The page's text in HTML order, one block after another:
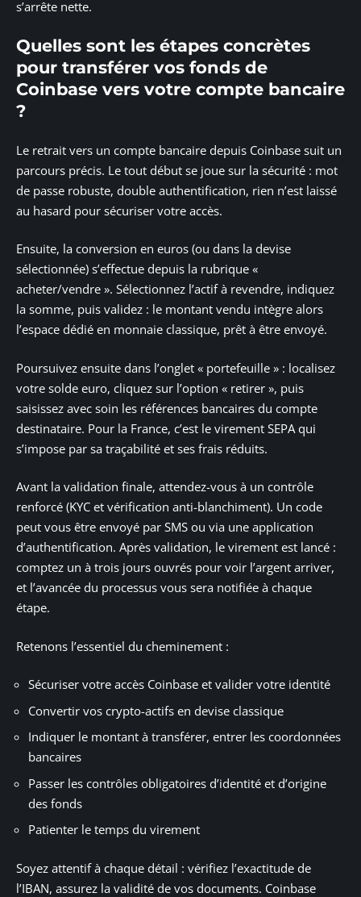
s’arrête nette.
Quelles sont les étapes concrètes
pour transférer vos fonds de
Coinbase vers votre compte bancaire
?
Le retrait vers un compte bancaire depuis Coinbase suit un
parcours précis. Le tout début se joue sur la sécurité : mot
de passe robuste, double authentification, rien n’est laissé
au hasard pour sécuriser votre accès.
Ensuite, la conversion en euros (ou dans la devise
sélectionnée) s’effectue depuis la rubrique «
acheter/vendre ». Sélectionnez l’actif à revendre, indiquez
la somme, puis validez : le montant vendu intègre alors
l’espace dédié en monnaie classique, prêt à être envoyé.
Poursuivez ensuite dans l’onglet « portefeuille » : localisez
votre solde euro, cliquez sur l’option « retirer », puis
saisissez avec soin les références bancaires du compte
destinataire. Pour la France, c’est le virement SEPA qui
s’impose par sa traçabilité et ses frais réduits.
Avant la validation finale, attendez-vous à un contrôle
renforcé (KYC et vérification anti-blanchiment). Un code
peut vous être envoyé par SMS ou via une application
d’authentification. Après validation, le virement est lancé :
comptez un à trois jours ouvrés pour voir l’argent arriver,
et l’avancée du processus vous sera notifiée à chaque
étape.
Retenons l’essentiel du cheminement :
Sécuriser votre accès Coinbase et valider votre identité
Convertir vos crypto-actifs en devise classique
Indiquer le montant à transférer, entrer les coordonnées
bancaires
Passer les contrôles obligatoires d’identité et d’origine
des fonds
Patienter le temps du virement
Soyez attentif à chaque détail : vérifiez l’exactitude de
l’IBAN, assurez la validité de vos documents. Coinbase